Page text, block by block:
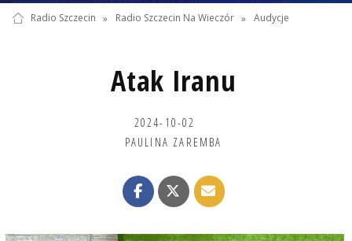
Radio Szczecin » Radio Szczecin Na Wieczór » Audycje
Atak Iranu
2024-10-02
PAULINA ZAREMBA